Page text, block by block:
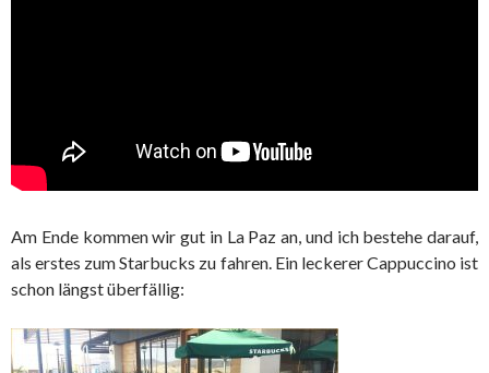
Am Ende kommen wir gut in La Paz an, und ich bestehe darauf,
als erstes zum Starbucks zu fahren. Ein leckerer Cappuccino ist
schon längst überfällig: